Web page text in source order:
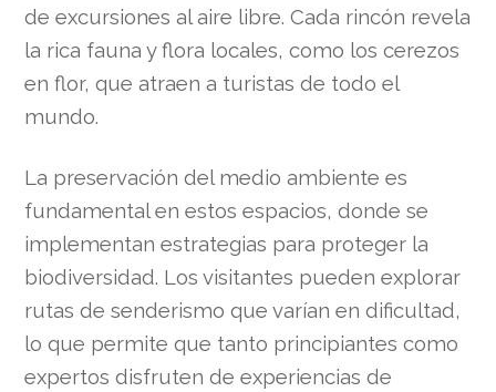
de excursiones al aire libre. Cada rincón revela
la rica fauna y flora locales, como los cerezos
en flor, que atraen a turistas de todo el
mundo.
La preservación del medio ambiente es
fundamental en estos espacios, donde se
implementan estrategias para proteger la
biodiversidad. Los visitantes pueden explorar
rutas de senderismo que varían en dificultad,
lo que permite que tanto principiantes como
expertos disfruten de experiencias de